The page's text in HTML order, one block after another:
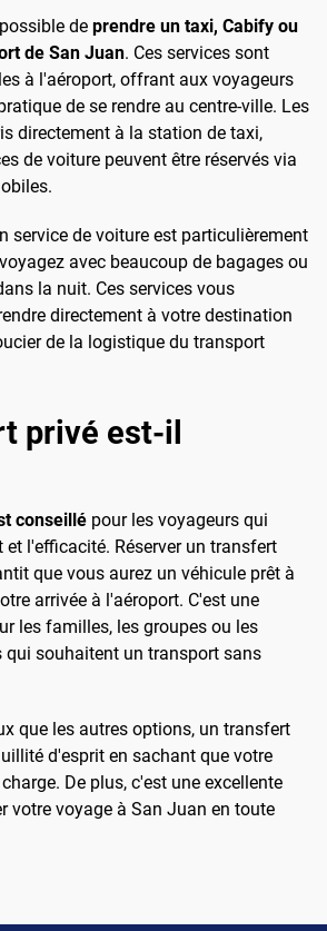
de prendre un taxi, Cabify ou
de San Juan. Ces services sont
à l'aéroport, offrant aux voyageurs
de se rendre au centre-ville. Les
directement à la station de taxi,
de voiture peuvent être réservés via
service de voiture est particulièrement
avec beaucoup de bagages ou
la nuit. Ces services vous
directement à votre destination
de la logistique du transport
privé est-il
conseillé pour les voyageurs qui
l'efficacité. Réserver un transfert
que vous aurez un véhicule prêt à
arrivée à l'aéroport. C'est une
les familles, les groupes ou les
souhaitent un transport sans
que les autres options, un transfert
d'esprit en sachant que votre
De plus, c'est une excellente
votre voyage à San Juan en toute